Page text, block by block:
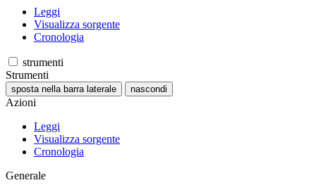
Leggi
Visualizza sorgente
Cronologia
strumenti
Strumenti
sposta nella barra laterale nascondi
Azioni
Leggi
Visualizza sorgente
Cronologia
Generale